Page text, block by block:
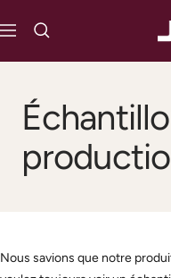
au
Navigation
Nous savions que notre